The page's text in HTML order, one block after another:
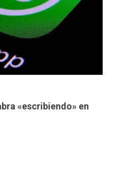
«escribiendo» en